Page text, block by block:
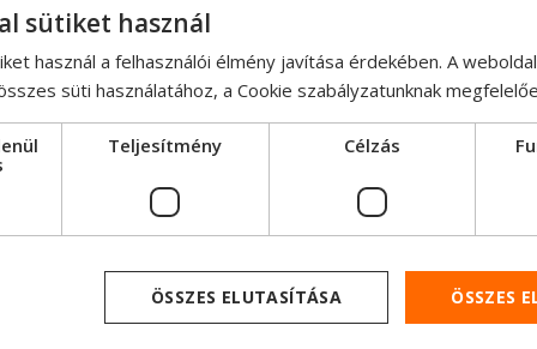
erősíteni a kapcsolatot a gyártók és az
gondolkodni a jövő kihívásairól.
Magyarországot – hiszen 2017 óta több mint 100
talált gazdára a Ford Trucks kínálatából.
továbbra is elérhetők a Delta-Trucknál –
sütiket használ
használ a felhasználói élmény javítása érdekében. A
süti használatához, a Cookie szabályzatunknak
Teljesítmény Célzás
ÖSSZES
ÖSSZES ELUTASÍTÁSA